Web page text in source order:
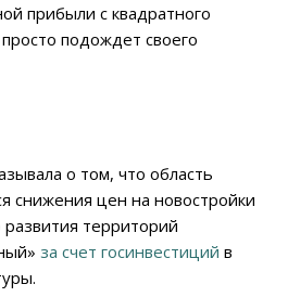
прибыли с квадратного
подождет своего
о том, что область
снижения цен на новостройки
развития территорий
за счет госинвестиций в